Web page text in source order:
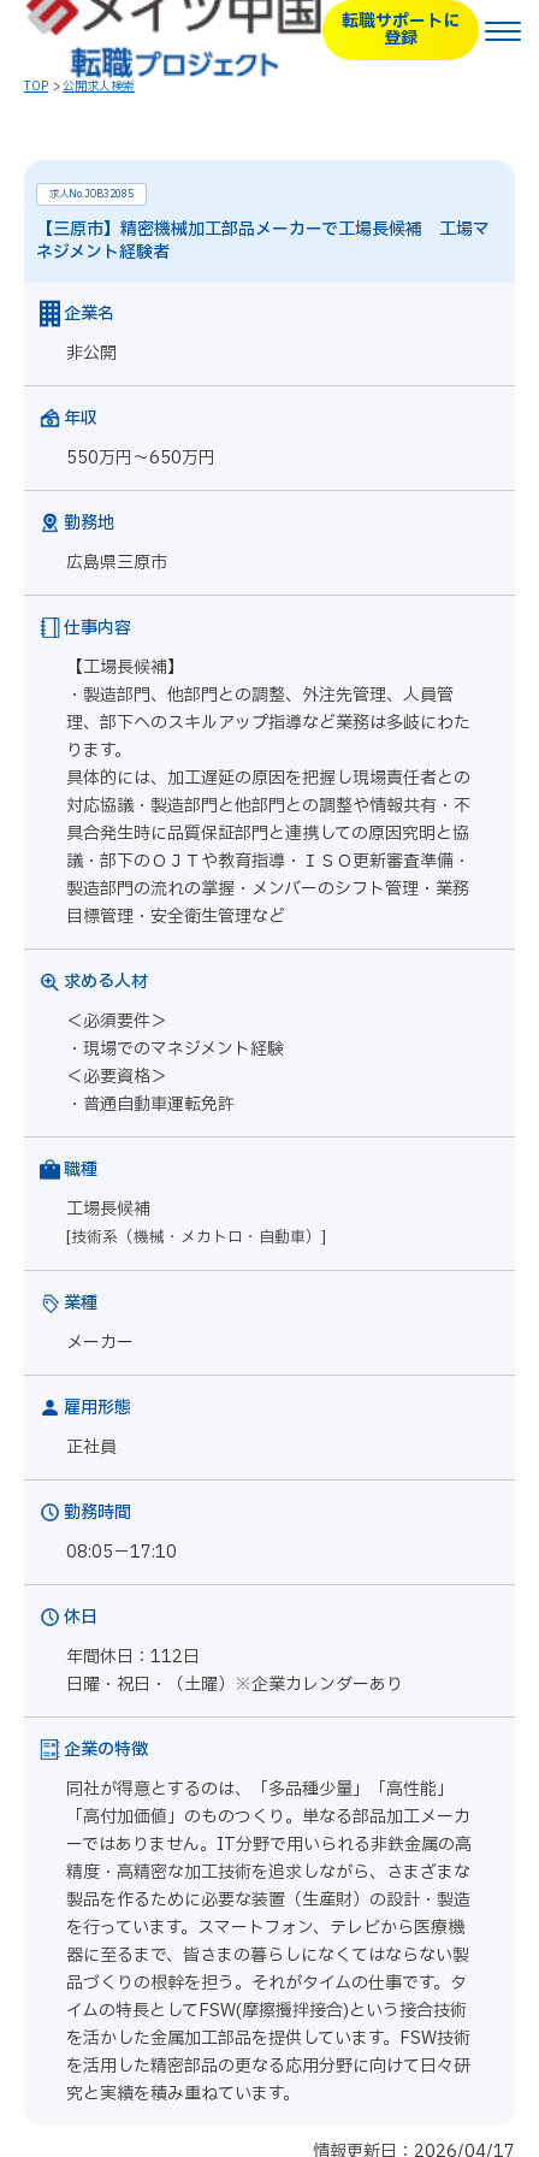
転職サポートに
登録
TOP 公開求人検索
求人No.JOB32085
【三原市】精密機械加工部品メーカーで工場長候補 工場マ
ネジメント経験者
企業名
非公開
年収
550万円～650万円
勤務地
広島県三原市
仕事内容
【工場長候補】
・製造部門、他部門との調整、外注先管理、人員管
理、部下へのスキルアップ指導など業務は多岐にわた
ります。
具体的には、加工遅延の原因を把握し現場責任者との
対応協議・製造部門と他部門との調整や情報共有・不
具合発生時に品質保証部門と連携しての原因究明と協
議・部下のＯＪＴや教育指導・ＩＳＯ更新審査準備・
製造部門の流れの掌握・メンバーのシフト管理・業務
目標管理・安全衛生管理など
求める人材
＜必須要件＞
・現場でのマネジメント経験
＜必要資格＞
・普通自動車運転免許
職種
工場長候補
[技術系（機械・メカトロ・自動車）]
業種
メーカー
雇用形態
正社員
勤務時間
08:05－17:10
休日
年間休日：112日
日曜・祝日・（土曜）※企業カレンダーあり
企業の特徴
同社が得意とするのは、「多品種少量」「高性能」
「高付加価値」のものつくり。単なる部品加工メーカ
ーではありません。IT分野で用いられる非鉄金属の高
精度・高精密な加工技術を追求しながら、さまざまな
製品を作るために必要な装置（生産財）の設計・製造
を行っています。スマートフォン、テレビから医療機
器に至るまで、皆さまの暮らしになくてはならない製
品づくりの根幹を担う。それがタイムの仕事です。タ
イムの特長としてFSW(摩擦攪拌接合)という接合技術
を活かした金属加工部品を提供しています。FSW技術
を活用した精密部品の更なる応用分野に向けて日々研
究と実績を積み重ねています。
情報更新日：2026/04/17